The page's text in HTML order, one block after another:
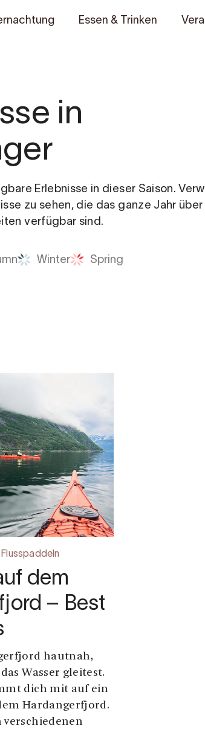
Essen & Trinken
in
Erlebnisse in dieser Saison.
zu sehen, die das ganze Jahr
verfügbar sind.
Winter Spring
Flusspaddeln
dem
– Best
hautnah,
Wasser gleitest.
dich mit auf ein
Hardangerfjord.
verschiedenen